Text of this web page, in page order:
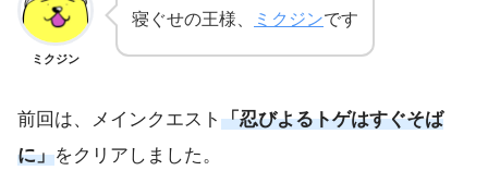
ミクジン
寝ぐせの王様、 ミクジンです
前回は、メインクエスト 「忍びよるトゲはすぐそば
に」をクリアしました。